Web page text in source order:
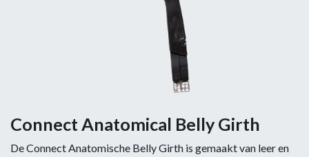
Connect Anatomical Belly Girth
De Connect Anatomische Belly Girth is gemaakt van leer en